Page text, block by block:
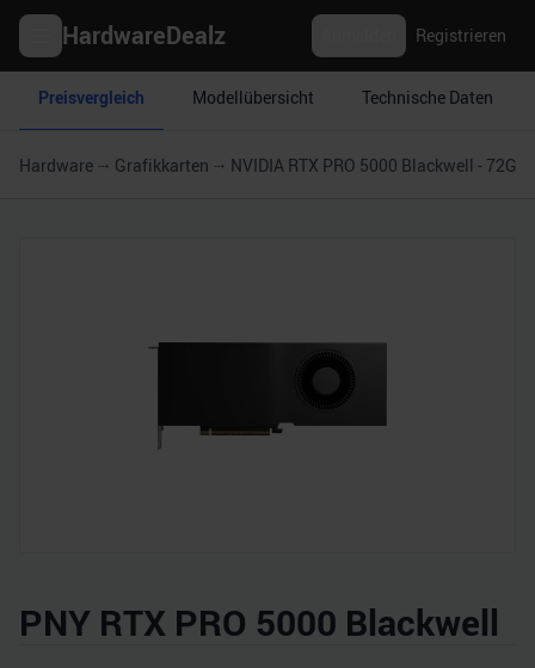
HardwareDealz Registrieren
Preisvergleich Modellübersicht Technische Daten
Hardware Grafikkarten NVIDIA RTX PRO 5000 Blackwell - 72GB
PNY RTX PRO 5000 Blackwell